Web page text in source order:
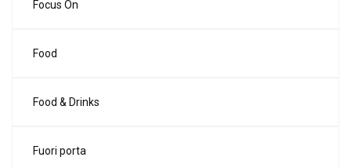
Focus On
Food
Food & Drinks
Fuori porta